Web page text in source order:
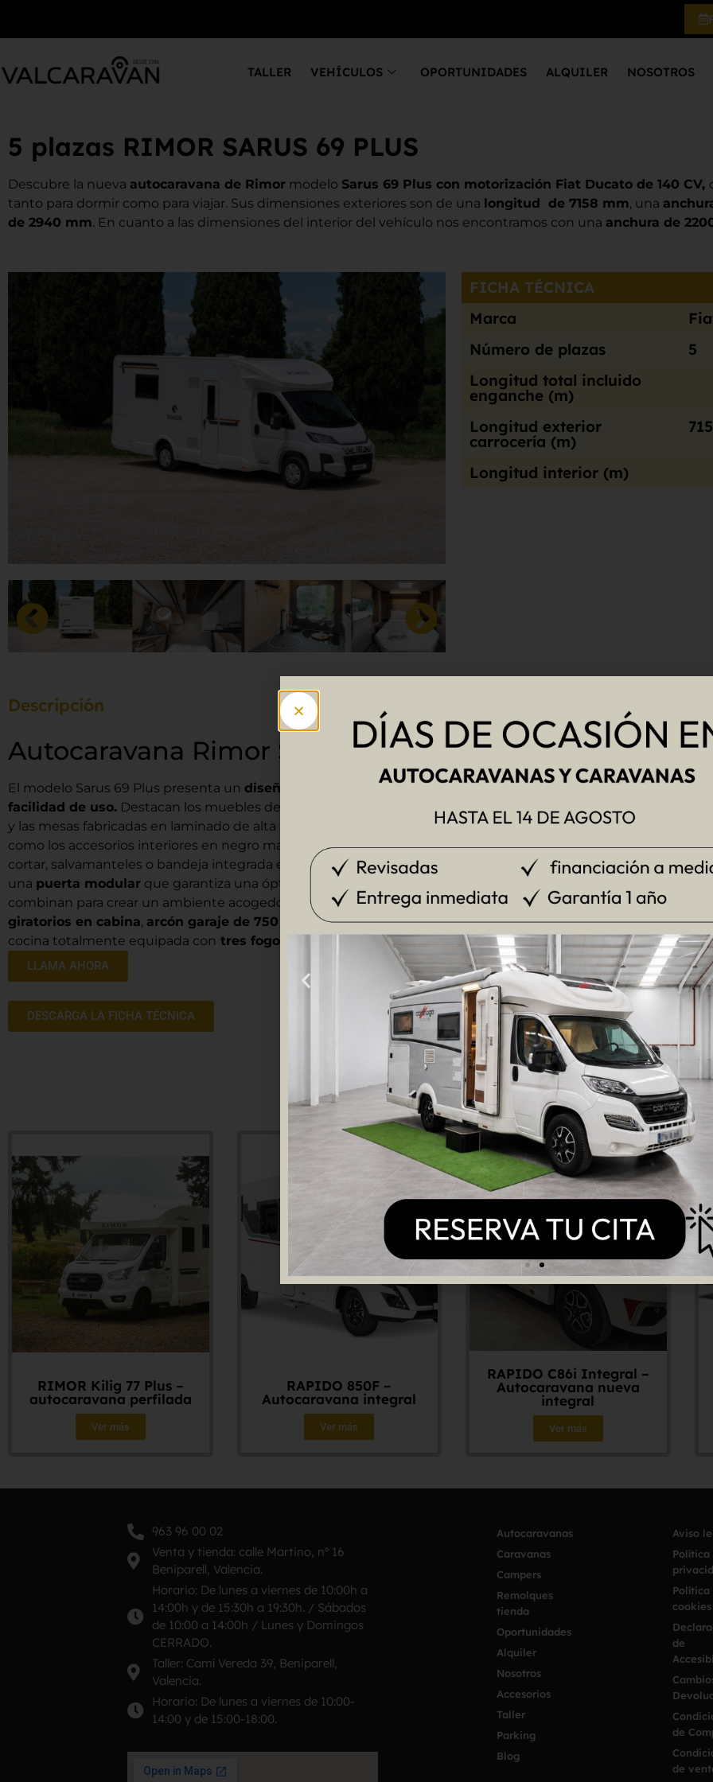
TALLER VEHÍCULOS OPORTUNIDADES ALQUILER NOSOTROS
5 plazas RIMOR SARUS 69 PLUS
Descubre la nueva autocaravana de Rimor modelo Sarus 69 Plus con motorización Fiat Ducato de 140 CV,
tanto para dormir como para viajar. Sus dimensiones exteriores son de una longitud de 7158 mm, una
de 2940 mm. En cuanto a las dimensiones del interior del vehículo nos encontramos con una anchura de
FICHA TÉCNICA
Marca
Número de plazas
5
Longitud total incluido
enganche (m)
Longitud exterior
carrocería (m)
Longitud interior (m)
Descripción
Autocaravana Rimor Sarus 69 Plus
El modelo Sarus 69 Plus presenta un diseño mejorado a versiones anteriores, concebido para
facilidad de uso. Destacan los muebles de cocina con cajones de cierre amortiguado y compartimentos
y las mesas fabricadas en laminado de alta resistencia. También incluye detalles cuidadosamente diseñados
como los accesorios interiores en negro mate, el fregadero de cocina con grifo extensible, y una tapa
cortar, salvamanteles o bandeja integrada en la superficie del mueble. En el baño, se ha incorporado un plato
una puerta modular que garantiza una óptima funcionalidad. La distribución eficiente y el uso de materiales
combinan para crear un ambiente acogedor. Este diseño está complementado por un equipamiento
giratorios en cabina, arcón garaje de 750 x 750, unsistema de calefacción y agua caliente Combi C4, un
cocina totalmente equipada con tres fogones. *PRECIO CON TRANSPORTE E IVA INCLUIDO. IEDMT NO
LLAMA AHORA
DESCARGA LA FICHA TÉCNICA
Productos relacionados
RIMOR Kilig 77 Plus –
autocaravana perfilada
Ver más
RAPIDO 850F –
Autocaravana integral
Ver más
RAPIDO C86i Integral –
Autocaravana nueva
integral
Ver más
963 96 00 02
Venta y tienda: calle Martino, nº 16
Beniparell, Valencia.
Horario: De lunes a viernes de 10:00h a
14:00h y de 15:30h a 19:30h. / Sábados
de 10:00 a 14:00h / Lunes y Domingos
CERRADO.
Taller: Camí Vereda 39, Beniparell,
Valencia.
Horario: De lunes a viernes de 10:00-
14:00 y de 15:00-18:00.
Autocaravanas
Caravanas
Campers
Remolques
tienda
Oportunidades
Alquiler
Nosotros
Accesorios
Taller
Parking
Blog
Aviso
Política
Política
cookies
de
de
de